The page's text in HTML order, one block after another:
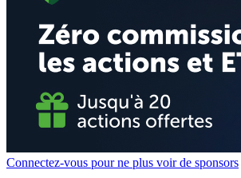
Connectez-vous pour ne plus voir de sponsors